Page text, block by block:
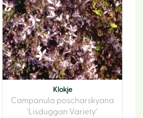
Klokje
Campanula poscharskyana
'Lisduggan Variety'